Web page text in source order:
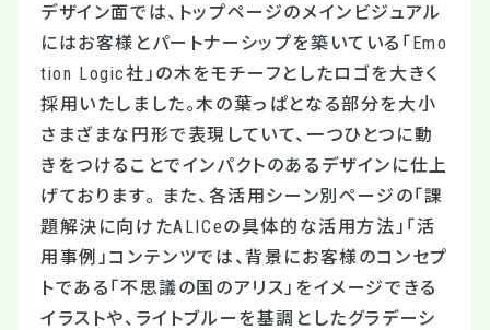
デザイン面では、トップページのメインビジュアル
にはお客様とパートナーシップを築いている「Emo
tion Logic社」の木をモチーフとしたロゴを大きく
採用いたしました。木の葉っぱとなる部分を大小
さまざまな円形で表現していて、一つひとつに動
きをつけることでインパクトのあるデザインに仕上
げております。 また、各活用シーン別ページの「課
題解決に向けたALICeの具体的な活用方法」「活
用事例」コンテンツでは、背景にお客様のコンセプ
トである「不思議の国のアリス」をイメージできる
イラストや、ライトブルーを基調としたグラデーシ